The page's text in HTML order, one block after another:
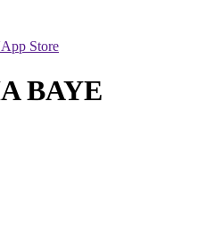
Store
BAYE